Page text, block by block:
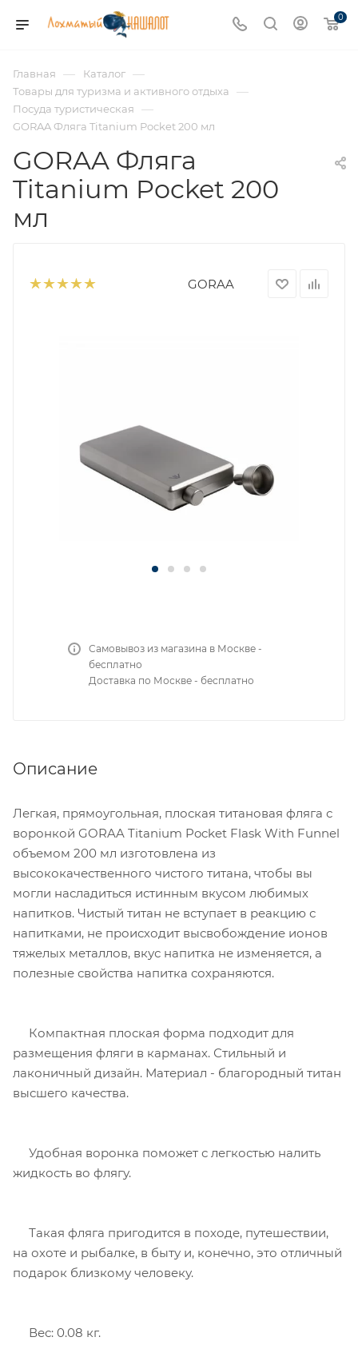
0
Главная — Каталог —
Товары для туризма и активного отдыха —
Посуда туристическая —
GORAA Фляга Titanium Pocket 200 мл
GORAA Фляга
Titanium Pocket 200
мл
GORAA
Самовывоз из магазина в Москве -
бесплатно
Доставка по Москве - бесплатно
Описание
Легкая, прямоугольная, плоская титановая фляга с
воронкой GORAA Titanium Pocket Flask With Funnel
объемом 200 мл изготовлена из
высококачественного чистого титана, чтобы вы
могли насладиться истинным вкусом любимых
напитков. Чистый титан не вступает в реакцию с
напитками, не происходит высвобождение ионов
тяжелых металлов, вкус напитка не изменяется, а
полезные свойства напитка сохраняются.
Компактная плоская форма подходит для
размещения фляги в карманах. Стильный и
лаконичный дизайн. Материал - благородный титан
высшего качества.
Удобная воронка поможет с легкостью налить
жидкость во флягу.
Такая фляга пригодится в походе, путешествии,
на охоте и рыбалке, в быту и, конечно, это отличный
подарок близкому человеку.
Вес: 0.08 кг.